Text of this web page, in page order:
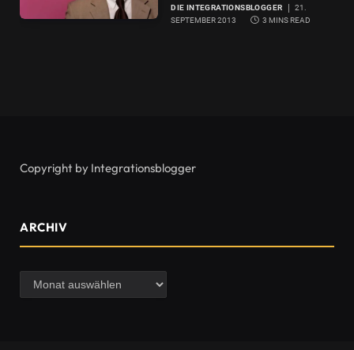
DIE INTEGRATIONSBLOGGER
21.
SEPTEMBER 2013
3 MINS READ
Copyright by Integrationsblogger
ARCHIV
Archiv